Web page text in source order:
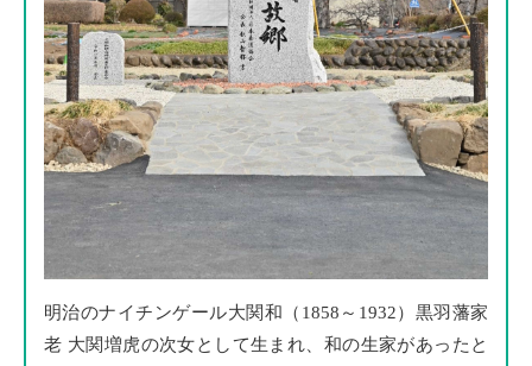
明治のナイチンゲール大関和（1858～1932）黒羽藩家
老 大関増虎の次女として生まれ、和の生家があったと